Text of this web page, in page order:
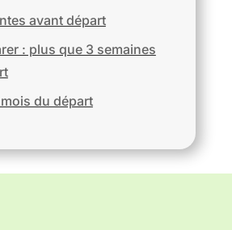
avant départ
: plus que 3 semaines
du départ